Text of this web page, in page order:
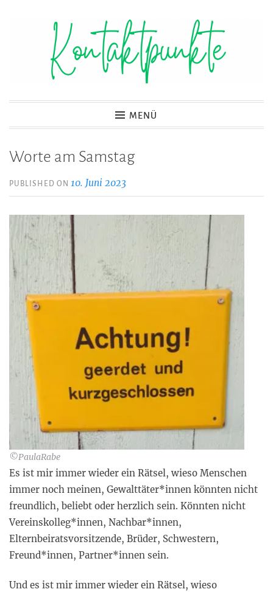
Kontaktpunkte
MENÜ
Worte am Samstag
PUBLISHED ON 10. Juni 2023
©PaulaRabe
Es ist mir immer wieder ein Rätsel, wieso Menschen
immer noch meinen, Gewalttäter*innen könnten nicht
freundlich, beliebt oder herzlich sein. Könnten nicht
Vereinskolleg*innen, Nachbar*innen,
Elternbeiratsvorsitzende, Brüder, Schwestern,
Freund*innen, Partner*innen sein.
Und es ist mir immer wieder ein Rätsel, wieso